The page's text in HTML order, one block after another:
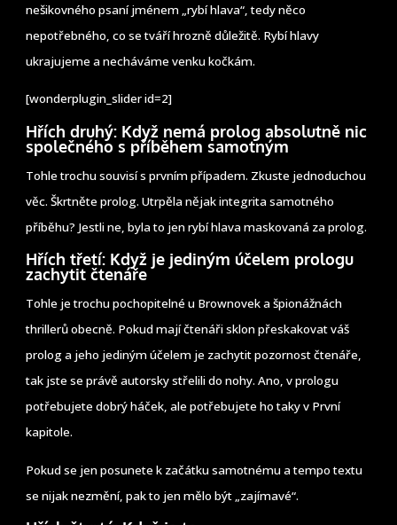
nešikovného psaní jménem „rybí hlava“, tedy něco
nepotřebného, co se tváří hrozně důležitě. Rybí hlavy
ukrajujeme a necháváme venku kočkám.
[wonderplugin_slider id=2]
Hřích druhý: Když nemá prolog absolutně nic
společného s příběhem samotným
Tohle trochu souvisí s prvním případem. Zkuste jednoduchou
věc. Škrtněte prolog. Utrpěla nějak integrita samotného
příběhu? Jestli ne, byla to jen rybí hlava maskovaná za prolog.
Hřích třetí: Když je jediným účelem prologu
zachytit čtenáře
Tohle je trochu pochopitelné u Brownovek a špionážnách
thrillerů obecně. Pokud mají čtenáři sklon přeskakovat váš
prolog a jeho jediným účelem je zachytit pozornost čtenáře,
tak jste se právě autorsky střelili do nohy. Ano, v prologu
potřebujete dobrý háček, ale potřebujete ho taky v První
kapitole.
Pokud se jen posunete k začátku samotnému a tempo textu
se nijak nezmění, pak to jen mělo být „zajímavé“.